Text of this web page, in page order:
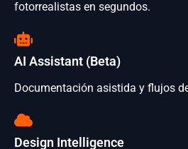
fotorrealistas en segundos.
AI Assistant (Beta)
Documentación asistida y flujos
Design Intelligence